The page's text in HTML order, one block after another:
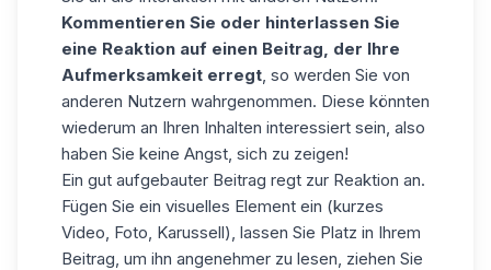
Kommentieren Sie oder hinterlassen Sie
eine Reaktion auf einen Beitrag, der Ihre
Aufmerksamkeit erregt, so werden Sie von
anderen Nutzern wahrgenommen. Diese könnten
wiederum an Ihren Inhalten interessiert sein, also
haben Sie keine Angst, sich zu zeigen!
Ein gut aufgebauter Beitrag regt zur Reaktion an.
Fügen Sie ein visuelles Element ein (kurzes
Video, Foto, Karussell), lassen Sie Platz in Ihrem
Beitrag, um ihn angenehmer zu lesen, ziehen Sie